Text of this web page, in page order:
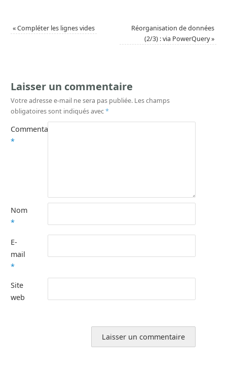
«Compléter les lignes vides
Réorganisation de données
(2/3) : via PowerQuery»
Laisser un commentaire
Votre adresse e-mail ne sera pas publiée. Les champs
obligatoires sont indiqués avec*
Commentaire
*
Nom
*
E-
mail
*
Site
web